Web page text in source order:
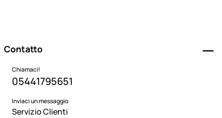
Contatto
Chiamaci!
05441795651
Inviaci un messaggio
Servizio Clienti